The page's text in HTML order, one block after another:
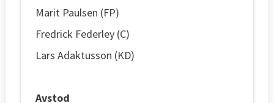
Marit Paulsen (FP)
Fredrick Federley (C)
Lars Adaktusson (KD)
Avstod